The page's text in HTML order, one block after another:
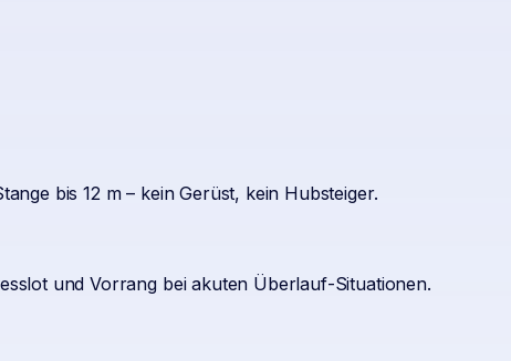
bis 12 m – kein Gerüst, kein Hubsteiger.
und Vorrang bei akuten Überlauf-Situationen.